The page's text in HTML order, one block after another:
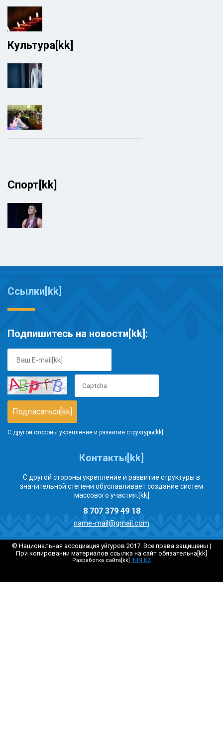
Культура[kk]
Спорт[kk]
Ссылки[kk]
Подпишитесь на новости[kk]:
С другой стороны укрепление и развитие структуры[kk]
Контакты[kk]
С другой стороны укрепление и развитие структуры в
значительной степени обуславливает создание систем
массового участия.[kk]
8 707 379 49 18
name-mail@gmail.com
© Национальная ассоциация уйгуров 2017. Все права защищены |
При копировании материалов ссылка на сайт обязательна[kk]
Разработка сайта[kk] ININ.KZ